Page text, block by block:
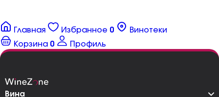
Главная Избранное 0
Винотеки
Корзина 0 Профиль
Вина